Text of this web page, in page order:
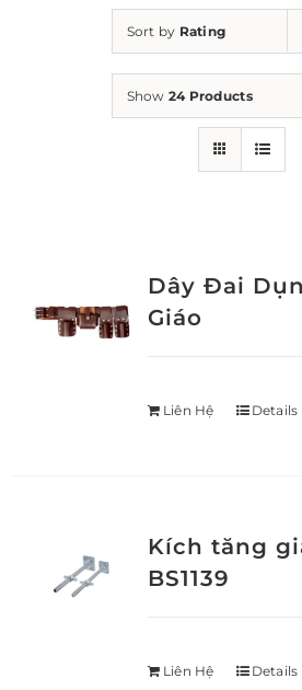
Sort by Rating
Show 24 Products
Dây Đai
Giáo
Liên Hệ Details
Kích tăng
BS1139
Liên Hệ Details